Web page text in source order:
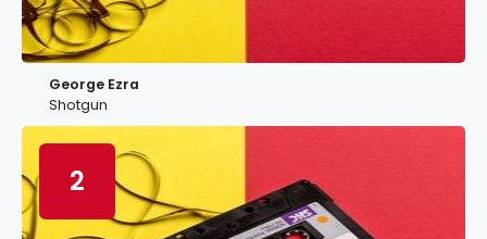
George Ezra
Shotgun
2